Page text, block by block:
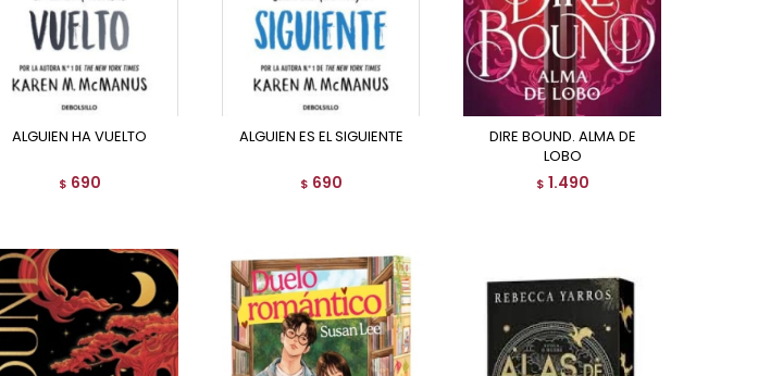
ALGUIEN HA VUELTO
$ 690
ALGUIEN ES EL SIGUIENTE
$ 690
DIRE BOUND. ALMA DE
LOBO
$ 1.490